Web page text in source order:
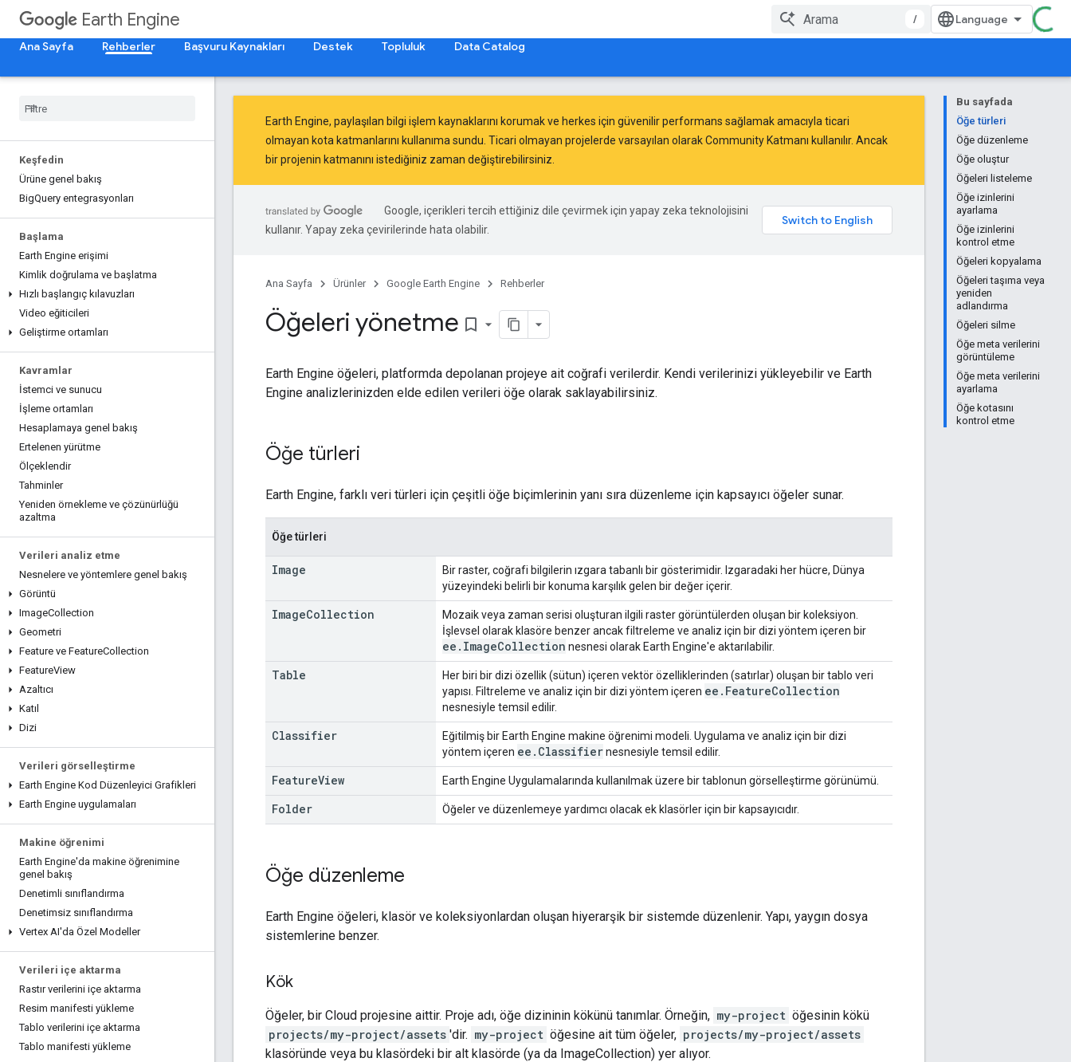
Earth Engine
/
Ana Sayfa
Rehberler Başvuru Kaynakları Destek Topluluk Data Catalog
Keşfedin
Ürüne genel bakış
BigQuery entegrasyonları
Başlama
Earth Engine erişimi
Kimlik doğrulama ve başlatma
Hızlı başlangıç kılavuzları
Video eğiticileri
Geliştirme ortamları
Kavramlar
İstemci ve sunucu
İşleme ortamları
Hesaplamaya genel bakış
Ertelenen yürütme
Ölçeklendir
Tahminler
Yeniden örnekleme ve çözünürlüğü
azaltma
Verileri analiz etme
Nesnelere ve yöntemlere genel bakış
Görüntü
ImageCollection
Geometri
Feature ve FeatureCollection
FeatureView
Azaltıcı
Katıl
Dizi
Verileri görselleştirme
Earth Engine Kod Düzenleyici Grafikleri
Earth Engine uygulamaları
Makine öğrenimi
Earth Engine'da makine öğrenimine
genel bakış
Denetimli sınıflandırma
Denetimsiz sınıflandırma
Vertex AI'da Özel Modeller
Verileri içe aktarma
Rastır verilerini içe aktarma
Resim manifesti yükleme
Tablo verilerini içe aktarma
Tablo manifesti yükleme
Bu sayfada
Öğe türleri
Öğe düzenleme
Öğe oluştur
Öğeleri listeleme
Öğe izinlerini
ayarlama
Öğe izinlerini
kontrol etme
Öğeleri kopyalama
Öğeleri taşıma veya
yeniden
adlandırma
Öğeleri silme
Öğe meta verilerini
görüntüleme
Öğe meta verilerini
ayarlama
Öğe kotasını
kontrol etme
Earth Engine, paylaşılan bilgi işlem kaynaklarını korumak ve herkes için güvenilir performans sağlamak amacıyla ticari
olmayan kota katmanlarını kullanıma sundu. Ticari olmayan projelerde varsayılan olarak Community Katmanı kullanılır. Ancak
bir projenin katmanını istediğiniz zaman değiştirebilirsiniz.
Google, içerikleri tercih ettiğiniz dile çevirmek için yapay zeka teknolojisini
kullanır. Yapay zeka çevirilerinde hata olabilir.
Ana Sayfa Ürünler Google Earth Engine Rehberler
Öğeleri yönetme bookmark_border
Earth Engine öğeleri, platformda depolanan projeye ait coğrafi verilerdir. Kendi verilerinizi yükleyebilir ve Earth
Engine analizlerinizden elde edilen verileri öğe olarak saklayabilirsiniz.
Öğe türleri
Earth Engine, farklı veri türleri için çeşitli öğe biçimlerinin yanı sıra düzenleme için kapsayıcı öğeler sunar.
Öğe türleri
Image
Bir raster, coğrafi bilgilerin ızgara tabanlı bir gösterimidir. Izgaradaki her hücre, Dünya
yüzeyindeki belirli bir konuma karşılık gelen bir değer içerir.
ImageCollection
Mozaik veya zaman serisi oluşturan ilgili raster görüntülerden oluşan bir koleksiyon.
İşlevsel olarak klasöre benzer ancak filtreleme ve analiz için bir dizi yöntem içeren bir
ee . ImageCollection nesnesi olarak Earth Engine'e aktarılabilir.
Table
Her biri bir dizi özellik (sütun) içeren vektör özelliklerinden (satırlar) oluşan bir tablo veri
yapısı. Filtreleme ve analiz için bir dizi yöntem içeren ee . FeatureCollection
nesnesiyle temsil edilir.
Classifier
Eğitilmiş bir Earth Engine makine öğrenimi modeli. Uygulama ve analiz için bir dizi
yöntem içeren ee.Classifiernesnesiyle temsil edilir.
FeatureView Earth Engine Uygulamalarında kullanılmak üzere bir tablonun görselleştirme görünümü.
Folder Öğeler ve düzenlemeye yardımcı olacak ek klasörler için bir kapsayıcıdır.
Öğe düzenleme
Earth Engine öğeleri, klasör ve koleksiyonlardan oluşan hiyerarşik bir sistemde düzenlenir. Yapı, yaygın dosya
sistemlerine benzer.
Kök
Öğeler, bir Cloud projesine aittir. Proje adı, öğe dizininin kökünü tanımlar. Örneğin, my-project öğesinin kökü
projects/my-project/assets 'dir. my-project öğesine ait tüm öğeler, projects/my-project/assets
klasöründe veya bu klasördeki bir alt klasörde (ya da ImageCollection) yer alıyor.